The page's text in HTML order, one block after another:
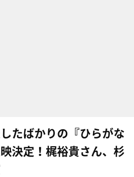
たばかりの『ひらがな
決定！梶裕貴さん、杉